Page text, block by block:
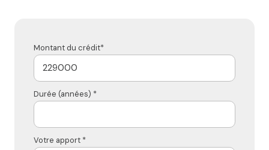
Montant du crédit*
Durée (années) *
Votre apport *